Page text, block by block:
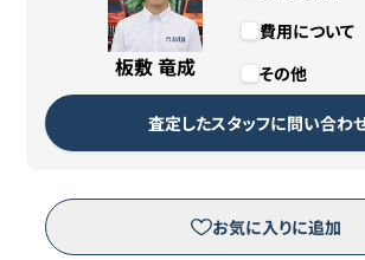
カババリースについて詳しくは こちら
※三菱オートリース（株）が運営するピタクルサイ
板敷 竜成
費用について
その他
査定したスタッフに問い合わ
お気に入りに追加